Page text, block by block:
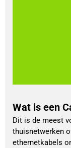
Wat is een
Dit is de meest
thuisnetwerken
ethernetkabels